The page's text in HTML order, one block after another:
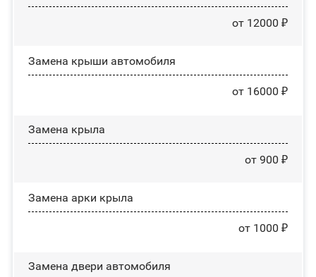
от 12000 ₽
Замена крыши автомобиля
от 16000 ₽
Замена крыла
от 900 ₽
Замена арки крыла
от 1000 ₽
Замена двери автомобиля